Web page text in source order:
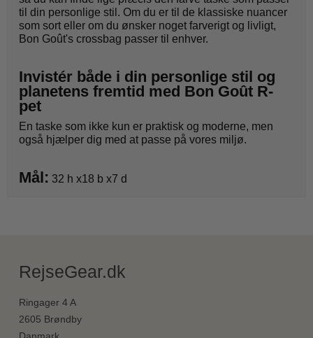
til din personlige stil. Om du er til de klassiske nuancer
som sort eller om du ønsker noget farverigt og livligt,
Bon Goût's crossbag passer til enhver.
Invistér både i din personlige stil og
planetens fremtid med Bon Goût R-
pet
En taske som ikke kun er praktisk og moderne, men
også hjælper dig med at passe på vores miljø.
Mål: 32 h x18 b x7 d
RejseGear.dk
Ringager 4 A
2605 Brøndby
Danmark